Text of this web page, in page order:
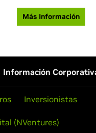
Más Información
Información
Inversionistas
(NVentures)